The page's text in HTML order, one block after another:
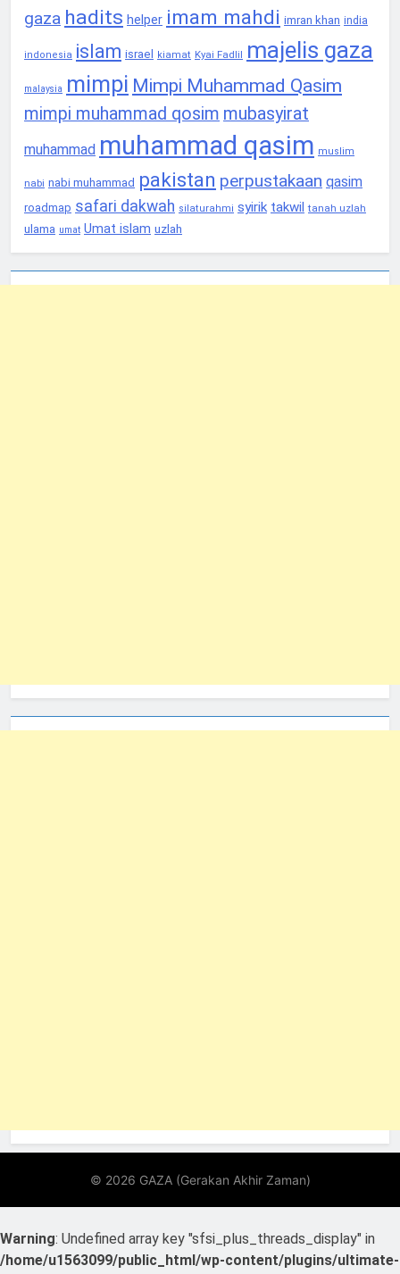
gaza hadits helper imam mahdi imran khan india
indonesia islam israel kiamat Kyai Fadlil majelis gaza
malaysia mimpi Mimpi Muhammad Qasim
mimpi muhammad qosim mubasyirat
muhammad muhammad qasim muslim
nabi nabi muhammad pakistan perpustakaan qasim
roadmap safari dakwah silaturahmi syirik takwil tanah uzlah
ulama umat Umat islam uzlah
Warning: Undefined array key "sfsi_plus_threads_display" in
/home/u1563099/public_html/wp-content/plugins/ultimate-